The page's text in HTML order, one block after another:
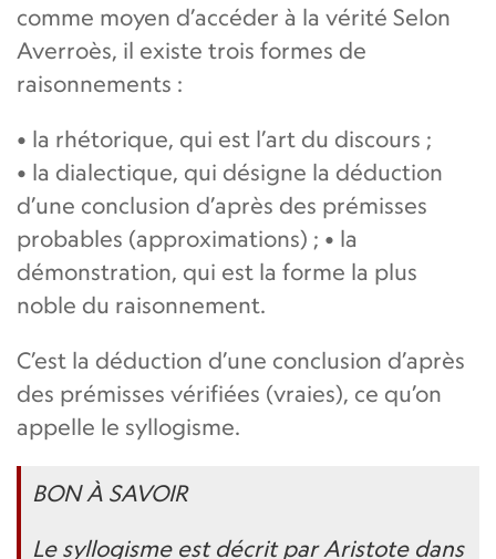
comme moyen d’accéder à la vérité Selon
Averroès, il existe trois formes de
raisonnements :
• la rhétorique, qui est l’art du discours ;
• la dialectique, qui désigne la déduction
d’une conclusion d’après des prémisses
probables (approximations) ; • la
démonstration, qui est la forme la plus
noble du raisonnement.
C’est la déduction d’une conclusion d’après
des prémisses vérifiées (vraies), ce qu’on
appelle le syllogisme.
BON À SAVOIR
Le syllogisme est décrit par Aristote dans